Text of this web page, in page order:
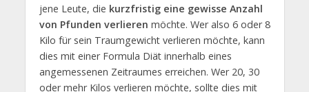
jene Leute, die kurzfristig eine gewisse Anzahl
von Pfunden verlieren möchte. Wer also 6 oder 8
Kilo für sein Traumgewicht verlieren möchte, kann
dies mit einer Formula Diät innerhalb eines
angemessenen Zeitraumes erreichen. Wer 20, 30
oder mehr Kilos verlieren möchte, sollte dies mit